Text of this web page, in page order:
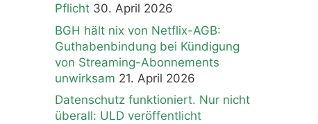
Pflicht 30. April 2026
BGH hält nix von Netflix-AGB:
Guthabenbindung bei Kündigung
von Streaming-Abonnements
unwirksam 21. April 2026
Datenschutz funktioniert. Nur nicht
überall: ULD veröffentlicht